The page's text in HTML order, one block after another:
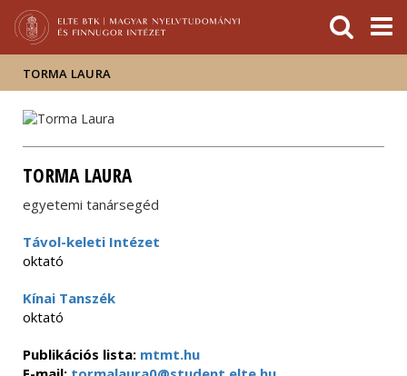
Hírek
Események
ELTE a
sajtóban
TORMA LAURA
TORMA LAURA
egyetemi tanársegéd
Távol-keleti Intézet
oktató
Kínai Tanszék
oktató
Publikációs lista: mtmt.hu